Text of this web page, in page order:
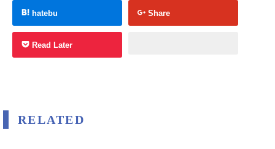
hatebu Share
Read Later
RELATED